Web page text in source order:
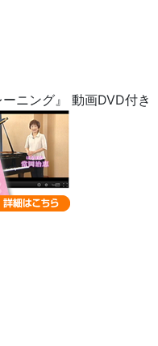
ニング』 動画DVD付き